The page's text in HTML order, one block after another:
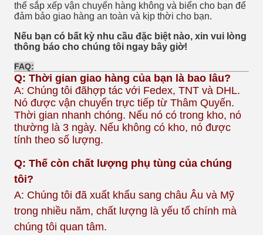
thể sắp xếp vận chuyển hàng không và biển cho bạn để
đảm bảo giao hàng an toàn và kịp thời cho bạn.
Nếu bạn có bất kỳ nhu cầu đặc biệt nào, xin vui lòng
thông báo cho chúng tôi ngay bây giờ!
FAQ:
Q: Thời gian giao hàng của bạn là bao lâu?
A: Chúng tôi đãhợp tác với Fedex, TNT và DHL.
Nó được vận chuyển trực tiếp từ Thâm Quyến.
Thời gian nhanh chóng. Nếu nó có trong kho, nó
thường là 3 ngày. Nếu không có kho, nó được
tính theo số lượng.
Q: Thế còn chất lượng phụ tùng của chúng
tôi?
A: Chúng tôi đã xuất khẩu sang châu Âu và Mỹ
trong nhiều năm, chất lượng là yếu tố chính mà
chúng tôi quan tâm.